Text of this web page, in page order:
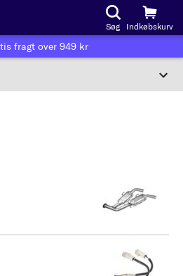
Søg Indkøbskurv
fragt over 949 kr